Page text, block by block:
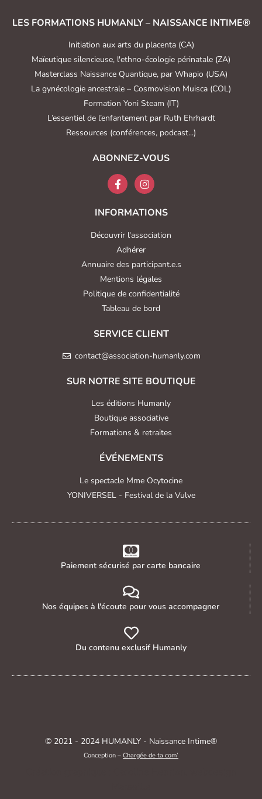
LES FORMATIONS HUMANLY – NAISSANCE INTIME®
Initiation aux arts du placenta (CA)
Maïeutique silencieuse, l'ethno-écologie périnatale (ZA)
Masterclass Naissance Quantique, par Whapio (USA)
La gynécologie ancestrale – Cosmovision Muisca (COL)
Formation Yoni Steam (IT)
L’essentiel de l’enfantement par Ruth Ehrhardt
Ressources (conférences, podcast...)
ABONNEZ-VOUS
INFORMATIONS
Découvrir l'association
Adhérer
Annuaire des participant.e.s
Mentions légales
Politique de confidentialité
Tableau de bord
SERVICE CLIENT
contact@association-humanly.com
SUR NOTRE SITE BOUTIQUE
Les éditions Humanly
Boutique associative
Formations & retraites
ÉVÉNEMENTS
Le spectacle Mme Ocytocine
YONIVERSEL - Festival de la Vulve
Paiement sécurisé par carte bancaire
Nos équipes à l'écoute pour vous accompagner
Du contenu exclusif Humanly
© 2021 - 2024 HUMANLY - Naissance Intime®
Conception – Chargée de ta com’